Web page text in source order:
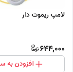
لامپ ریموت دار
644,000
افزودن به